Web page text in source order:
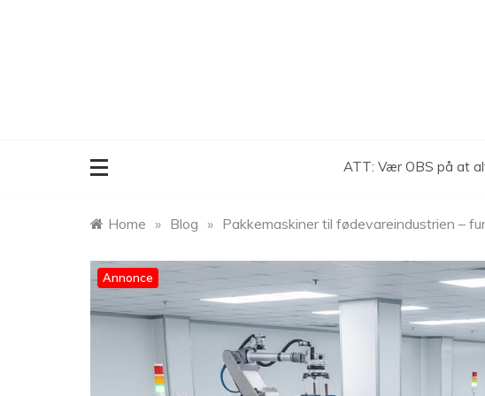
ATT: Vær OBS på at
Home » Blog » Pakkemaskiner til fødevareindustrien –
Annonce